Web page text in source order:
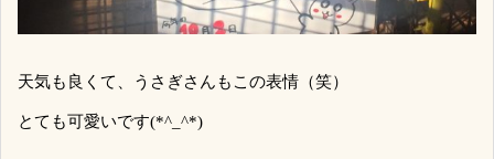
天気も良くて、うさぎさんもこの表情（笑）
とても可愛いです(*^_^*)